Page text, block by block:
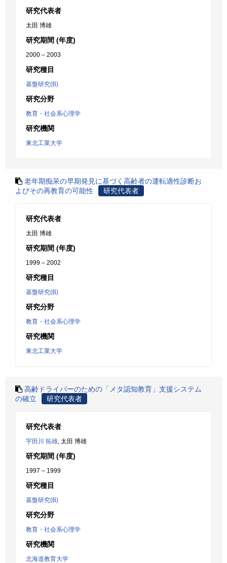
研究代表者
太田 博雄
研究期間 (年度)
2000 – 2003
研究種目
基盤研究(B)
研究分野
教育・社会系心理学
研究機関
東北工業大学
老年期痴呆の早期発見に基づく高齢者の運転適性診断お
よびその再教育の可能性
研究代表者
研究代表者
太田 博雄
研究期間 (年度)
1999 – 2002
研究種目
基盤研究(B)
研究分野
教育・社会系心理学
研究機関
東北工業大学
高齢ドライバーのための「メタ認知教育」支援システム
の確立
研究代表者
研究代表者
宇田川 拓雄, 太田 博雄
研究期間 (年度)
1997 – 1999
研究種目
基盤研究(B)
研究分野
教育・社会系心理学
研究機関
北海道教育大学